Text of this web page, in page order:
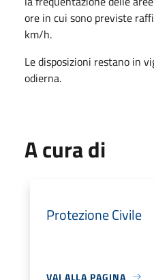
ore in cui sono previste
km/h.
Le disposizioni restano in
odierna.
A cura di
Protezione Civile
VAI ALLA PAGINA